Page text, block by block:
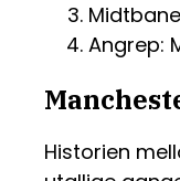
Angrep:
Historien